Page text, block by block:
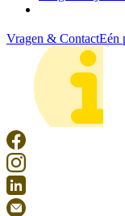
Vragen & ContactEén